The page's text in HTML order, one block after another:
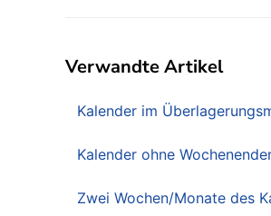
Verwandte Artikel
Kalender im
Kalender ohne
Zwei Wochen/Monate des